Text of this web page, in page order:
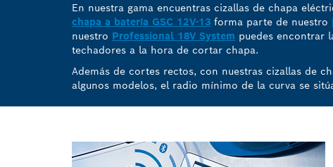
En nuestra gama encuentras cizallas de chapa
chapa a batería GSC 12V-13 forma parte de nuestro
nuestro Professional 18V System puedes encontrar
techadores a la hora de cortar chapa.
Además de cortes rectos, con nuestras cizallas de
algunos modelos, el radio mínimo de la curva se